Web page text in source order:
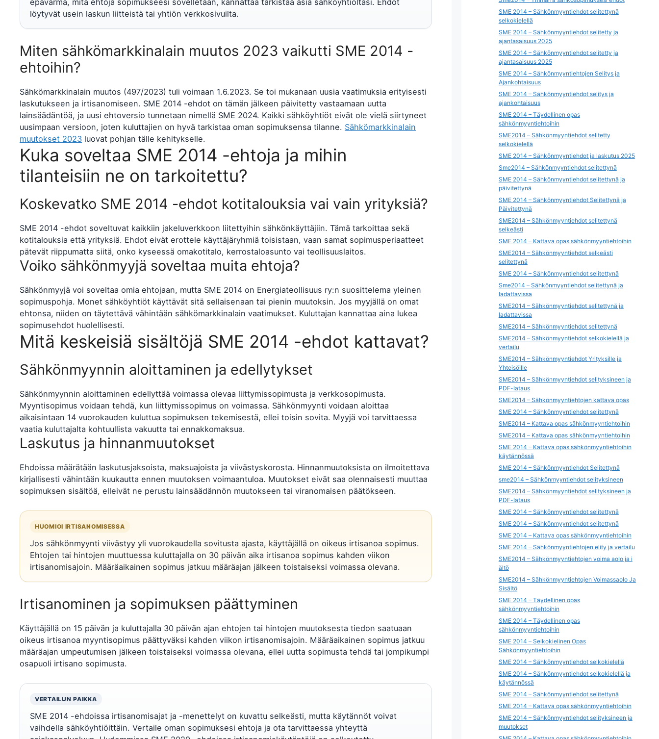
epävarma, mitä ehtoja sopimukseesi sovelletaan, kannattaa tarkistaa asia sähköyhtiöltäsi. Ehdot
löytyvät usein laskun liitteistä tai yhtiön verkkosivuilta.
Miten sähkömarkkinalain muutos 2023 vaikutti SME 2014 -
ehtoihin?
Sähkömarkkinalain muutos (497/2023) tuli voimaan 1.6.2023. Se toi mukanaan uusia vaatimuksia erityisesti
laskutukseen ja irtisanomiseen. SME 2014 -ehdot on tämän jälkeen päivitetty vastaamaan uutta
lainsäädäntöä, ja uusi ehtoversio tunnetaan nimellä SME 2024. Kaikki sähköyhtiöt eivät ole vielä siirtyneet
uusimpaan versioon, joten kuluttajien on hyvä tarkistaa oman sopimuksensa tilanne. Sähkömarkkinalain
muutokset 2023 luovat pohjan tälle kehitykselle.
Kuka soveltaa SME 2014 -ehtoja ja mihin
tilanteisiin ne on tarkoitettu?
Koskevatko SME 2014 -ehdot kotitalouksia vai vain yrityksiä?
SME 2014 -ehdot soveltuvat kaikkiin jakeluverkkoon liitettyihin sähkönkäyttäjiin. Tämä tarkoittaa sekä
kotitalouksia että yrityksiä. Ehdot eivät erottele käyttäjäryhmiä toisistaan, vaan samat sopimusperiaatteet
pätevät riippumatta siitä, onko kyseessä omakotitalo, kerrostaloasunto vai teollisuuslaitos.
Voiko sähkönmyyjä soveltaa muita ehtoja?
Sähkönmyyjä voi soveltaa omia ehtojaan, mutta SME 2014 on Energiateollisuus ry:n suosittelema yleinen
sopimuspohja. Monet sähköyhtiöt käyttävät sitä sellaisenaan tai pienin muutoksin. Jos myyjällä on omat
ehtonsa, niiden on täytettävä vähintään sähkömarkkinalain vaatimukset. Kuluttajan kannattaa aina lukea
sopimusehdot huolellisesti.
Mitä keskeisiä sisältöjä SME 2014 -ehdot kattavat?
Sähkönmyynnin aloittaminen ja edellytykset
Sähkönmyynnin aloittaminen edellyttää voimassa olevaa liittymissopimusta ja verkkosopimusta.
Myyntisopimus voidaan tehdä, kun liittymissopimus on voimassa. Sähkönmyynti voidaan aloittaa
aikaisintaan 14 vuorokauden kuluttua sopimuksen tekemisestä, ellei toisin sovita. Myyjä voi tarvittaessa
vaatia kuluttajalta kohtuullista vakuutta tai ennakkomaksua.
Laskutus ja hinnanmuutokset
Ehdoissa määrätään laskutusjaksoista, maksuajoista ja viivästyskorosta. Hinnanmuutoksista on ilmoitettava
kirjallisesti vähintään kuukautta ennen muutoksen voimaantuloa. Muutokset eivät saa olennaisesti muuttaa
sopimuksen sisältöä, elleivät ne perustu lainsäädännön muutokseen tai viranomaisen päätökseen.
HUOMIOI IRTISANOMISESSA
Jos sähkönmyynti viivästyy yli vuorokaudella sovitusta ajasta, käyttäjällä on oikeus irtisanoa sopimus.
Ehtojen tai hintojen muuttuessa kuluttajalla on 30 päivän aika irtisanoa sopimus kahden viikon
irtisanomisajoin. Määräaikainen sopimus jatkuu määräajan jälkeen toistaiseksi voimassa olevana.
Irtisanominen ja sopimuksen päättyminen
Käyttäjällä on 15 päivän ja kuluttajalla 30 päivän ajan ehtojen tai hintojen muutoksesta tiedon saatuaan
oikeus irtisanoa myyntisopimus päättyväksi kahden viikon irtisanomisajoin. Määräaikainen sopimus jatkuu
määräajan umpeutumisen jälkeen toistaiseksi voimassa olevana, ellei uutta sopimusta tehdä tai jompikumpi
osapuoli irtisano sopimusta.
VERTAILUN PAIKKA
SME 2014 -ehdoissa irtisanomisajat ja -menettelyt on kuvattu selkeästi, mutta käytännöt voivat
vaihdella sähköyhtiöittäin. Vertaile oman sopimuksesi ehtoja ja ota tarvittaessa yhteyttä
SME 2014 – Sähkönmyyntiehdot selitettynä
selkokielellä
SME 2014 – Sähkönmyyntiehdot selitetty ja
ajantasaisuus 2025
SME 2014 – Sähkönmyyntiehdot selitetty ja
ajantasaisuus 2025
SME 2014 – Sähkönmyyntiehtojen Selitys ja
Ajankohtaisuus
SME 2014 – Sähkönmyyntiehdot selitys ja
ajankohtaisuus
SME 2014 – Täydellinen opas
sähkönmyyntiehtoihin
SME2014 – Sähkönmyyntiehdot selitetty
selkokielellä
SME 2014 – Sähkönmyyntiehdot ja laskutus 2025
Sme2014 – Sähkönmyyntiehdot selitettynä
SME 2014 – Sähkönmyyntiehdot selitettynä ja
päivitettynä
SME 2014 – Sähkönmyyntiehdot Selitettynä ja
Päivitettynä
SME2014 – Sähkönmyyntiehdot selitettynä
selkeästi
SME 2014 – Kattava opas sähkönmyyntiehtoihin
SME2014 – Sähkönmyyntiehdot selkeästi
selitettynä
SME 2014 – Sähkönmyyntiehdot selitettynä
Sme2014 – Sähkönmyyntiehdot selitettynä ja
ladattavissa
SME2014 – Sähkönmyyntiehdot selitettynä ja
ladattavissa
SME2014 – Sähkönmyyntiehdot selitettynä
SME2014 – Sähkönmyyntiehdot selkokielellä ja
vertailu
SME2014 – Sähkönmyyntiehdot Yrityksille ja
Yhteisöille
SME2014 – Sähkönmyyntiehdot selityksineen ja
PDF-lataus
SME2014 – Sähkönmyyntiehtojen kattava opas
SME 2014 – Sähkönmyyntiehdot selitettynä
SME2014 – Kattava opas sähkönmyyntiehtoihin
SME2014 – Kattava opas sähkönmyyntiehtoihin
SME 2014 – Kattava opas sähkönmyyntiehtoihin
käytännössä
SME 2014 – Sähkönmyyntiehdot Selitettynä
sme2014 – Sähkönmyyntiehdot selityksineen
SME2014 – Sähkönmyyntiehdot selityksineen ja
PDF-lataus
SME 2014 – Sähkönmyyntiehdot selitettynä
SME 2014 – Sähkönmyyntiehdot selitettynä
SME 2014 – Kattava opas sähkönmyyntiehtoihin
SME 2014 – Sähkönmyyntiehtojen elity ja vertailu
SME2014 – Sähkönmyyntiehtojen voima aolo ja i
ältö
SME2014 – Sähkönmyyntiehtojen Voimassaolo Ja
Sisältö
SME 2014 – Täydellinen opas
sähkönmyyntiehtoihin
SME 2014 – Täydellinen opas
sähkönmyyntiehtoihin
SME 2014 – Selkokielinen Opas
Sähkönmyyntiehtoihin
SME 2014 – Sähkönmyyntiehdot selkokielellä
SME 2014 – Sähkönmyyntiehdot selkokielellä ja
käytännössä
SME 2014 – Sähkönmyyntiehdot selitettynä
SME 2014 – Kattava opas sähkönmyyntiehtoihin
SME 2014 – Sähkönmyyntiehdot selityksineen ja
muutokset